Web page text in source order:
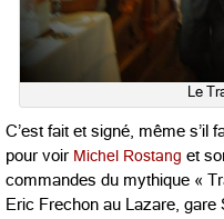
Le
C’est fait et signé, même s’il
pour voir Michel Rostang et
commandes du mythique «
Eric Frechon au Lazare, gare